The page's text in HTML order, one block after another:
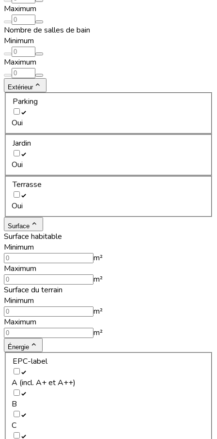
Maximum
Nombre de salles de bain
Minimum
Maximum
Extérieur
Parking
Oui
Jardin
Oui
Terrasse
Oui
Surface
Surface habitable
Minimum
m²
Maximum
m²
Surface du terrain
Minimum
m²
Maximum
m²
Énergie
EPC-label
A (incl. A+ et A++)
B
C